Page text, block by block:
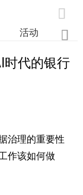

活动 业

时代的银行
治理的重要性
作该如何做